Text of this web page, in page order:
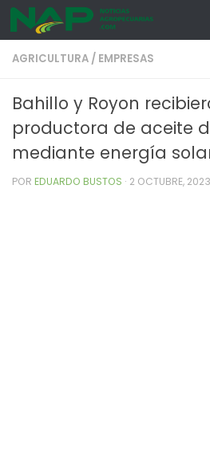
Skip to content
AGRICULTURA / EMPRESAS
Bahillo y Royon
productora de aceite
mediante energía
POR EDUARDO BUSTOS · 2 OCTUBRE, 2023